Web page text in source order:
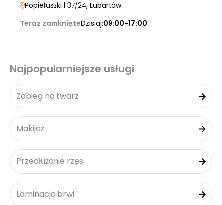
Popiełuszki | 37/24, Lubartów
Teraz zamknięteDzisiaj:09:00-17:00
Najpopularniejsze usługi
Zabieg na twarz
Makijaż
Przedłużanie rzęs
Laminacja brwi